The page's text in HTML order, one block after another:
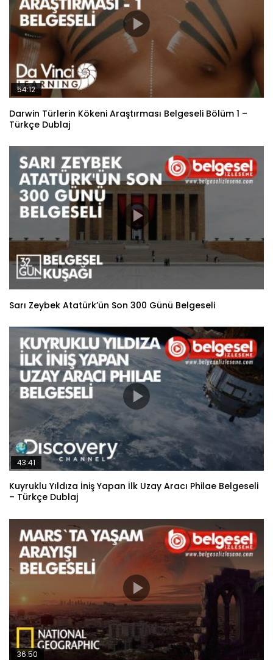
54:12
Darwin Türlerin Kökeni Araştırması Belgeseli Bölüm 1 –
Türkçe Dublaj
Sarı Zeybek Atatürk’ün Son 300 Günü Belgeseli
43:41
Kuyruklu Yıldıza İniş Yapan İlk Uzay Aracı Philae Belgeseli
– Türkçe Dublaj
36:50